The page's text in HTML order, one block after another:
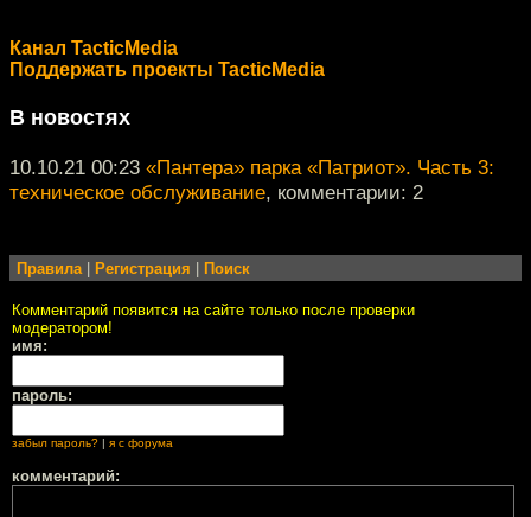
Канал TacticMedia
Поддержать проекты TacticMedia
В новостях
10.10.21 00:23 «Пантера» парка «Патриот». Часть 3:
техническое обслуживание, комментарии: 2
Правила| Регистрация Поиск
Комментарий появится на сайте только после проверки
модератором!
имя:
пароль:
забыл пароль? я с форума
комментарий: